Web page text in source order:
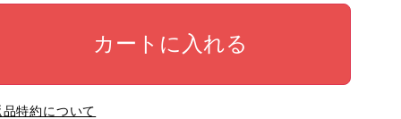
カートに入れる
品特約について